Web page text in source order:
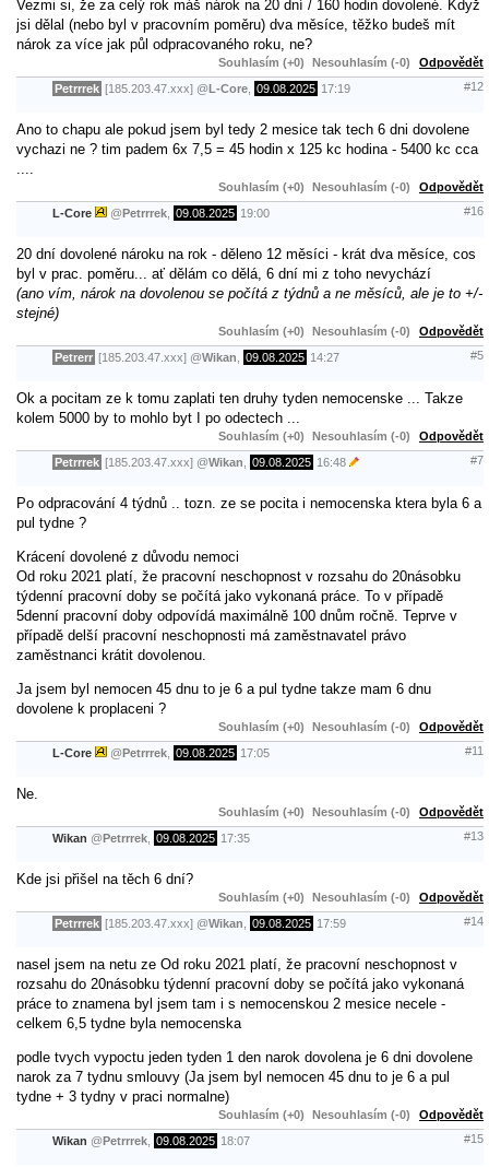
Vezmi si, že za celý rok máš nárok na 20 dní / 160 hodin dovolené. Když
jsi dělal (nebo byl v pracovním poměru) dva měsíce, těžko budeš mít
nárok za více jak půl odpracovaného roku, ne?
Souhlasím (+0) Nesouhlasím (-0) Odpovědět
Petrrrek [185.203.47.xxx] @L-Core 09.08.2025 17:19 #12
Ano to chapu ale pokud jsem byl tedy 2 mesice tak tech 6 dni dovolene
vychazi ne ? tim padem 6x 7,5 = 45 hodin x 125 kc hodina - 5400 kc cca
Souhlasím (+0) Nesouhlasím (-0) Odpovědět
L-Core @Petrrrek 09.08.2025 19:00 #16
20 dní dovolené nároku na rok - děleno 12 měsíci - krát dva měsíce, cos
byl v prac. poměru... ať dělám co dělá, 6 dní mi z toho nevychází
(ano vím, nárok na dovolenou se počítá z týdnů a ne měsíců, ale je to +/-
stejné)
Souhlasím (+0) Nesouhlasím (-0) Odpovědět
Petrerr [185.203.47.xxx] @Wikan 09.08.2025 14:27 #5
Ok a pocitam ze k tomu zaplati ten druhy tyden nemocenske ... Takze
kolem 5000 by to mohlo byt I po odectech ...
Souhlasím (+0) Nesouhlasím (-0) Odpovědět
Petrrrek [185.203.47.xxx] @Wikan 09.08.2025 16:48 #7
Po odpracování 4 týdnů .. tozn. ze se pocita i nemocenska ktera byla 6 a
pul tydne ?
Krácení dovolené z důvodu nemoci
Od roku 2021 platí, že pracovní neschopnost v rozsahu do 20násobku
týdenní pracovní doby se počítá jako vykonaná práce. To v případě
5denní pracovní doby odpovídá maximálně 100 dnům ročně. Teprve v
případě delší pracovní neschopnosti má zaměstnavatel právo
zaměstnanci krátit dovolenou.
Ja jsem byl nemocen 45 dnu to je 6 a pul tydne takze mam 6 dnu
dovolene k proplaceni ?
Souhlasím (+0) Nesouhlasím (-0) Odpovědět
L-Core @Petrrrek 09.08.2025 17:05 #11
Ne.
Souhlasím (+0) Nesouhlasím (-0) Odpovědět
Wikan @Petrrrek 09.08.2025 17:35 #13
Kde jsi přišel na těch 6 dní?
Souhlasím (+0) Nesouhlasím (-0) Odpovědět
Petrrrek [185.203.47.xxx] @Wikan 09.08.2025 17:59 #14
nasel jsem na netu ze Od roku 2021 platí, že pracovní neschopnost v
rozsahu do 20násobku týdenní pracovní doby se počítá jako vykonaná
práce to znamena byl jsem tam i s nemocenskou 2 mesice necele -
celkem 6,5 tydne byla nemocenska
podle tvych vypoctu jeden tyden 1 den narok dovolena je 6 dni dovolene
narok za 7 tydnu smlouvy (Ja jsem byl nemocen 45 dnu to je 6 a pul
tydne + 3 tydny v praci normalne)
Souhlasím (+0) Nesouhlasím (-0) Odpovědět
Wikan @Petrrrek 09.08.2025 18:07 #15